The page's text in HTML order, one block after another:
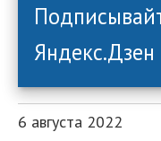
Яндекс.Дзен
6 августа 2022